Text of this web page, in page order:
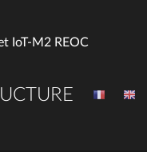
IoT-M2 REOC